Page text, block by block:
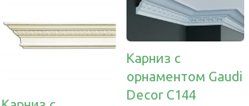
Карниз с
орнаментом Gaudi
Decor C144